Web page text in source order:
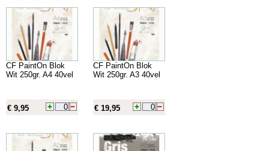
CF PaintOn Blok
Wit 250gr. A4 40vel
€ 9,95
CF PaintOn Blok
Wit 250gr. A3 40vel
€ 19,95